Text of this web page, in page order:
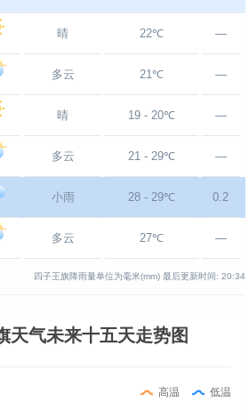
晴 22℃ —
多云 21℃ —
晴 19 - 20℃ —
多云 21 - 29℃ —
小雨 28 - 29℃ 0.2
多云 27℃ —
四子王旗降雨量单位为毫米(mm) 最后更新时间: 20:34
天气未来十五天走势图
高温 低温